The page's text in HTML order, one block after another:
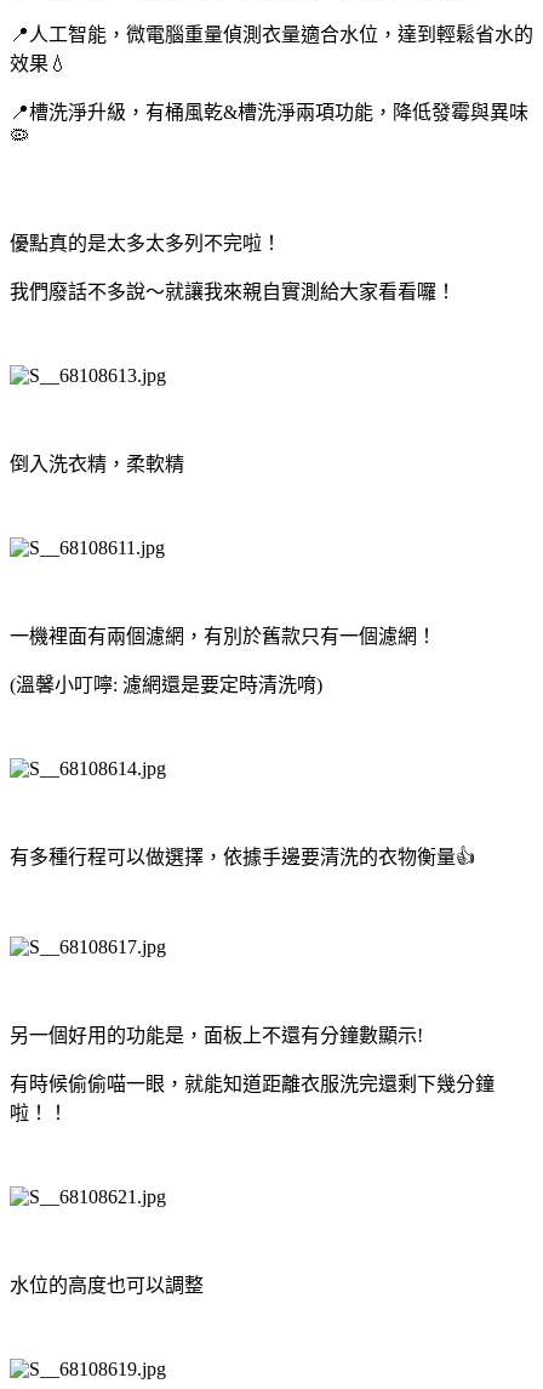
📍人工智能，微電腦重量偵測衣量適合水位，達到輕鬆省水的
效果💧
📍槽洗淨升級，有桶風乾&槽洗淨兩項功能，降低發霉與異味
🦠
優點真的是太多太多列不完啦！
我們廢話不多說～就讓我來親自實測給大家看看囉！
倒入洗衣精，柔軟精
一機裡面有兩個濾網，有別於舊款只有一個濾網！
(溫馨小叮嚀: 濾網還是要定時清洗唷)
有多種行程可以做選擇，依據手邊要清洗的衣物衡量👍
另一個好用的功能是，面板上不還有分鐘數顯示!
有時候偷偷喵一眼，就能知道距離衣服洗完還剩下幾分鐘
啦！！
水位的高度也可以調整